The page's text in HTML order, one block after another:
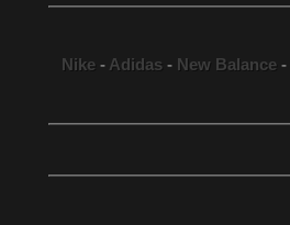
Nike- Adidas- New Balance-